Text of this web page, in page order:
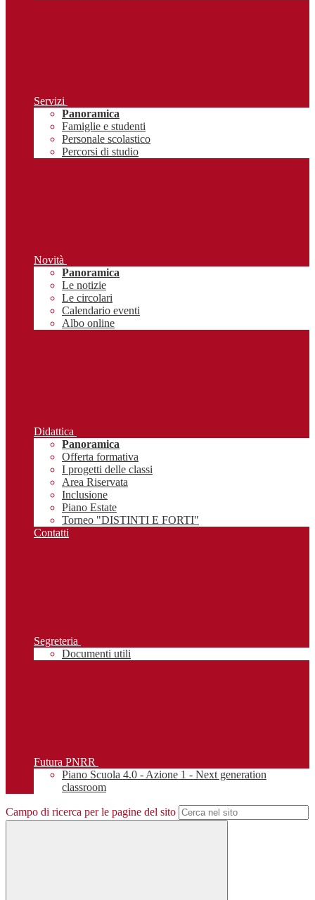
Servizi
Panoramica
Famiglie e studenti
Personale scolastico
Percorsi di studio
Novità
Panoramica
Le notizie
Le circolari
Calendario eventi
Albo online
Didattica
Panoramica
Offerta formativa
I progetti delle classi
Area Riservata
Inclusione
Piano Estate
Torneo "DISTINTI E FORTI"
Contatti
Segreteria
Documenti utili
Futura PNRR
Piano Scuola 4.0 - Azione 1 - Next generation
classroom
Campo di ricerca per le pagine del sito